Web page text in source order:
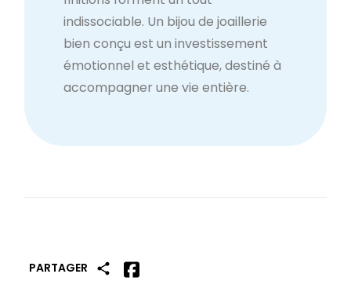
indissociable. Un bijou de joaillerie
bien conçu est un investissement
émotionnel et esthétique, destiné à
accompagner une vie entière.
PARTAGER